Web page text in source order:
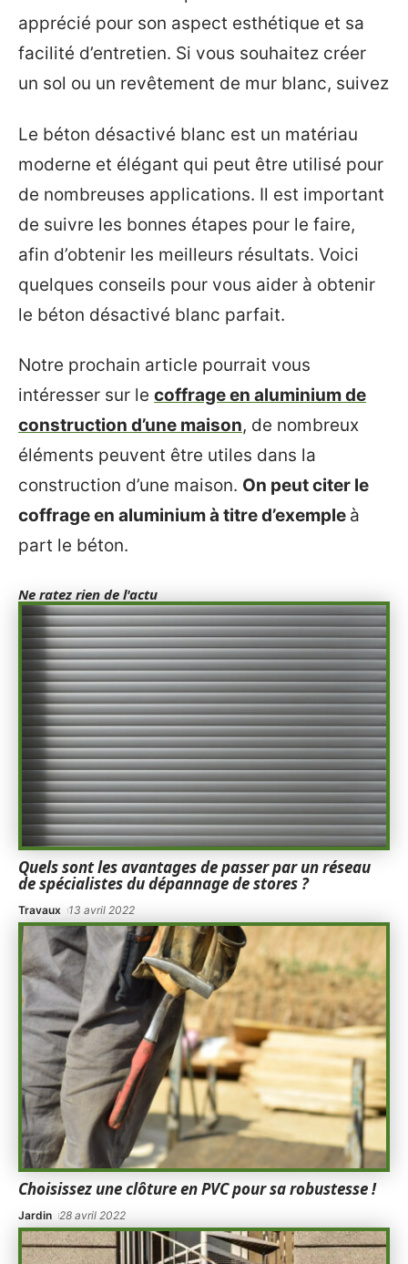
apprécié pour son aspect esthétique et sa
facilité d’entretien. Si vous souhaitez créer
un sol ou un revêtement de mur blanc, suivez
Le béton désactivé blanc est un matériau
moderne et élégant qui peut être utilisé pour
de nombreuses applications. Il est important
de suivre les bonnes étapes pour le faire,
afin d’obtenir les meilleurs résultats. Voici
quelques conseils pour vous aider à obtenir
le béton désactivé blanc parfait.
Notre prochain article pourrait vous
intéresser sur le coffrage en aluminium de
construction d’une maison, de nombreux
éléments peuvent être utiles dans la
construction d’une maison. On peut citer le
coffrage en aluminium à titre d’exemple à
part le béton.
Ne ratez rien de l'actu
Quels sont les avantages de passer par un réseau
de spécialistes du dépannage de stores ?
Travaux 13 avril 2022
Choisissez une clôture en PVC pour sa robustesse !
Jardin 28 avril 2022